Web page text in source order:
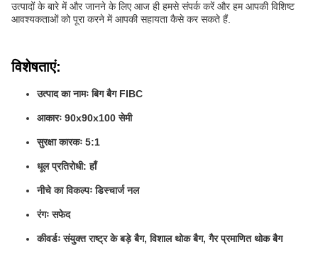
उत्पादों के बारे में और जानने के लिए आज ही हमसे संपर्क करें और हम आपकी विशिष्ट
आवश्यकताओं को पूरा करने में आपकी सहायता कैसे कर सकते हैं.
विशेषताएं:
उत्पाद का नामः बिग बैग FIBC
आकारः 90x90x100 सेमी
सुरक्षा कारकः 5:1
धूल प्रतिरोधी: हाँ
नीचे का विकल्पः डिस्चार्ज नल
रंगः सफेद
कीवर्डः संयुक्त राष्ट्र के बड़े बैग, विशाल थोक बैग, गैर प्रमाणित थोक बैग